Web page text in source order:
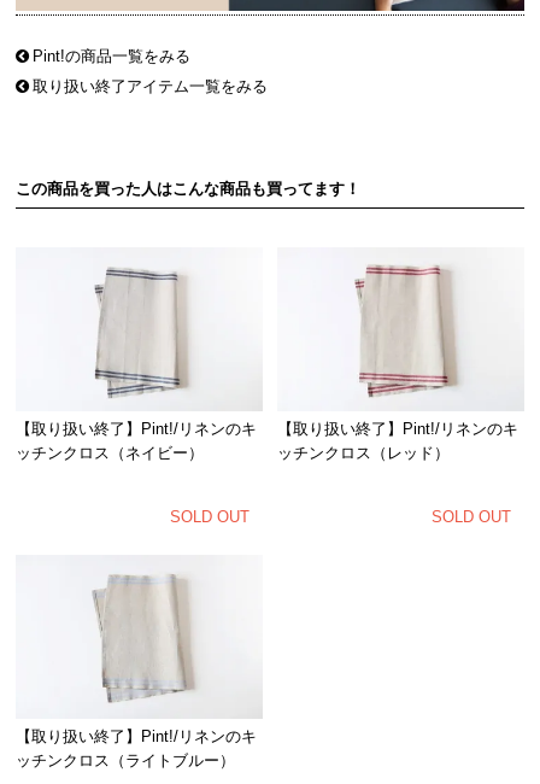
Pint!の商品一覧をみる
取り扱い終了アイテム一覧をみる
この商品を買った人はこんな商品も買ってます！
【取り扱い終了】Pint!/リネンのキ
ッチンクロス（ネイビー）
SOLD OUT
【取り扱い終了】Pint!/リネンのキ
ッチンクロス（レッド）
SOLD OUT
【取り扱い終了】Pint!/リネンのキ
ッチンクロス（ライトブルー）